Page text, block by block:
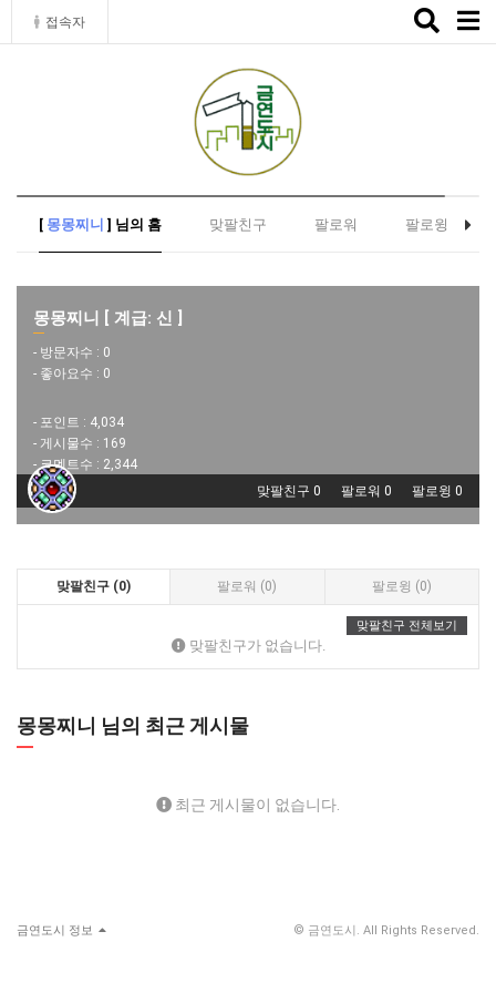
접속자
Toggle
[ 몽몽찌니 ] 님의 홈 맞팔친구 팔로워 팔로윙
몽몽찌니 [ 계급: 신 ]
- 방문자수 : 0
- 좋아요수 : 0
- 포인트 : 4,034
- 게시물수 : 169
- 코멘트수 : 2,344
맞팔친구 0
팔로워 0 팔로윙 0
맞팔친구 (0) 팔로워 (0) 팔로윙 (0)
맞팔친구 전체보기
맞팔친구가 없습니다.
몽몽찌니 님의 최근 게시물
최근 게시물이 없습니다.
금연도시 정보 © 금연도시. All Rights Reserved.